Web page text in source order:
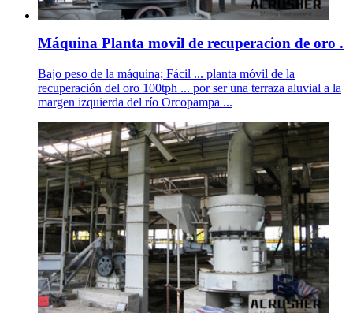
Máquina Planta movil de recuperacion de oro .
Bajo peso de la máquina; Fácil ... planta móvil de la
recuperación del oro 100tph ... por ser una terraza aluvial a la
margen izquierda del río Orcopampa ...